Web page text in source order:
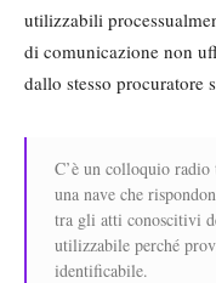
utilizzabili
di comunicazione non
dallo stesso procuratore
C’è un colloquio
una nave che
tra gli atti conoscitivi
utilizzabile perché
identificabile.